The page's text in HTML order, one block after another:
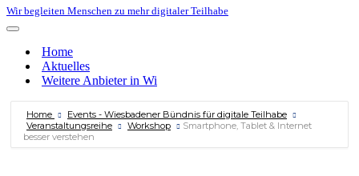
Wir begleiten Menschen zu mehr digitaler Teilhabe
Navigationsmenü
Home
Aktuelles
Weitere Anbieter in Wi
Home
Events - Wiesbadener Bündnis für digitale Teilhabe
Veranstaltungsreihe
Workshop
Smartphone, Tablet & Internet
besser verstehen